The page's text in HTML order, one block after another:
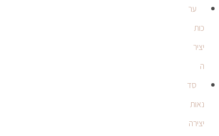
ער
כות
יציר
ה
סד
נאות
יצירה